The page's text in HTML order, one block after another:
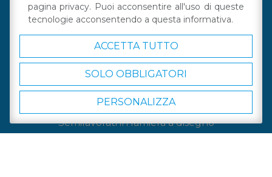
Lavorazioni meccaniche su metallo
Piegatura lamiere Emilia Romagna
Produzione contenitori per elettronica
Produzione lamiera a disegno
Progettazione lavorazione lamiere
Semilavorati in lamiera a disegno
pagina privacy. Puoi acconsentire all'uso di queste
tecnologie acconsentendo a questa informativa.
ACCETTA TUTTO
SOLO OBBLIGATORI
PERSONALIZZA